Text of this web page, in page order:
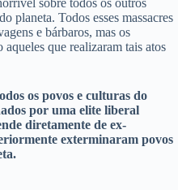
sobre todos os outros
planeta. Todos esses massacres
e bárbaros, mas os
aqueles que realizaram tais atos
os povos e culturas do
por uma elite liberal
diretamente de ex-
exterminaram povos